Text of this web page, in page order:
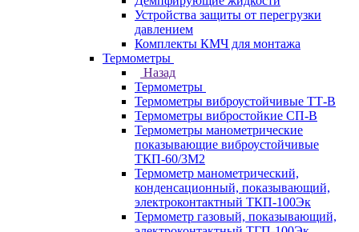
Устройства защиты от перегрузки
давлением
Комплекты КМЧ для монтажа
Термометры
Назад
Термометры
Термометры виброустойчивые ТТ-В
Термометры вибростойкие СП-В
Термометры манометрические
показывающие виброустойчивые
ТКП-60/3М2
Термометр манометрический,
конденсационный, показывающий,
электроконтактный ТКП-100Эк
Термометр газовый, показывающий,